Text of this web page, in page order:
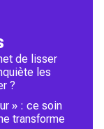
de lisser
les
?
» : ce soin
transforme